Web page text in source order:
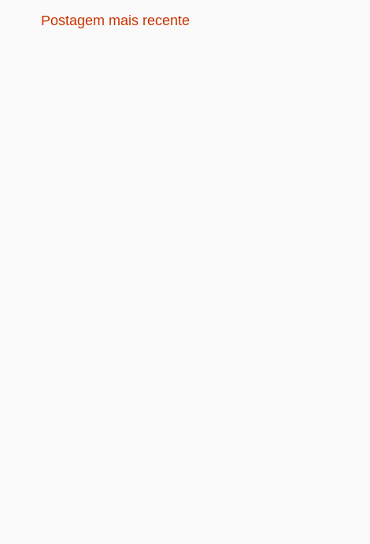
Postagem mais recente